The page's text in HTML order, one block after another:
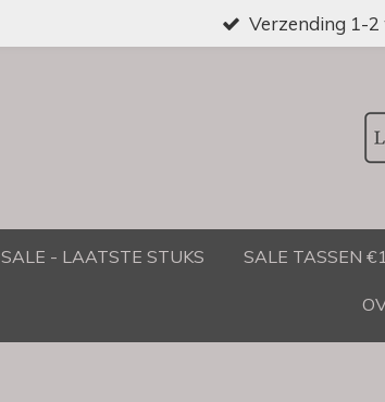
Verzending 1-
SALE - LAATSTE STUKS SALE TASSEN